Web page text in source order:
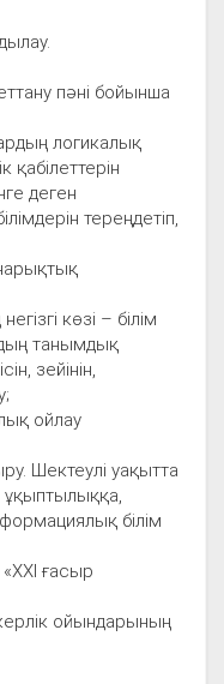
пәні бойынша
логикалық
қабілеттерін
деген
тереңдетіп,
көзі – білім
танымдық
зейінін,
ойлау
Шектеулі уақытта
білім
«ХХІ ғасыр
ойындарының